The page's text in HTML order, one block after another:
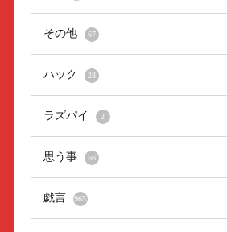
その他 67
ハック 28
ラズパイ 2
思う事 56
戯言 965